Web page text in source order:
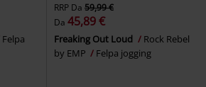
Felpa
RRP Da 59,99 €
Da 45,89 €
Freaking Out Loud
Rock Rebel
by EMP
Felpa jogging